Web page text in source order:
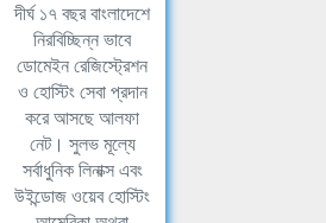
দীর্ঘ ১৭ বছর বাংলাদেশে
নিরবিচ্ছিন্ন ভাবে
ডোমেইন রেজিস্ট্রেশন
ও হোস্টিং সেবা প্রদান
করে আসছে আলফা
নেট। সুলভ মূল্যে
সর্বাধুনিক লিনাক্স এবং
উইন্ডোজ ওয়েব হোস্টিং